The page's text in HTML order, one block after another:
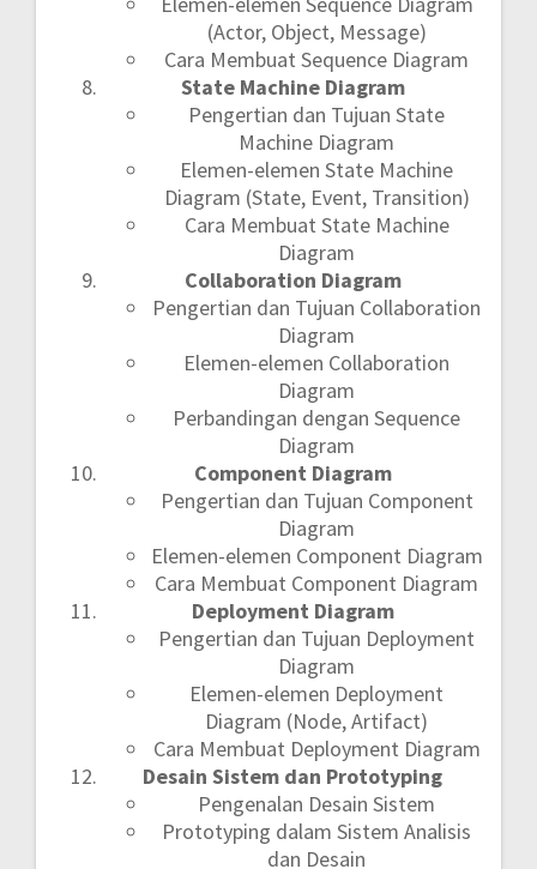
(Actor, Object, Message)
Cara Membuat Sequence Diagram
State Machine Diagram
Pengertian dan Tujuan State
Machine Diagram
Elemen-elemen State Machine
Diagram (State, Event, Transition)
Cara Membuat State Machine
Diagram
Collaboration Diagram
Pengertian dan Tujuan Collaboration
Diagram
Elemen-elemen Collaboration
Diagram
Perbandingan dengan Sequence
Diagram
Component Diagram
Pengertian dan Tujuan Component
Diagram
Elemen-elemen Component Diagram
Cara Membuat Component Diagram
Deployment Diagram
Pengertian dan Tujuan Deployment
Diagram
Elemen-elemen Deployment
Diagram (Node, Artifact)
Cara Membuat Deployment Diagram
Desain Sistem dan Prototyping
Pengenalan Desain Sistem
Prototyping dalam Sistem Analisis
dan Desain